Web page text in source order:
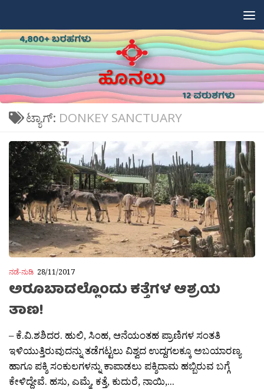
ಟ್ಯಾಗ್: DONKEY SANCTUARY
ನಡೆ-ನುಡಿ 28/11/2017
ಅರೂಬಾದಲ್ಲೊಂದು ಕತ್ತೆಗಳ ಆಶ್ರಯ
ತಾಣ!
– ಕೆ.ವಿ.ಶಶಿದರ. ಹುಲಿ, ಸಿಂಹ, ಆನೆಯಂತಹ ಪ್ರಾಣಿಗಳ ಸಂತತಿ
ಇಳಿಯುತ್ತಿರುವುದನ್ನು ತಡೆಗಟ್ಟಲು ವಿಶ್ವದ ಉದ್ದಗಲಕ್ಕೂ ಅಬಯಾರಣ್ಯ
ಹಾಗೂ ಪಕ್ಶಿ ಸಂಕುಲಗಳನ್ನು ಕಾಪಾಡಲು ಪಕ್ಶಿದಾಮ ಹಬ್ಬಿರುವ ಬಗ್ಗೆ
ಕೇಳಿದ್ದೇವೆ. ಹಸು, ಎಮ್ಮೆ, ಕತ್ತೆ, ಕುದುರೆ, ನಾಯಿ,...